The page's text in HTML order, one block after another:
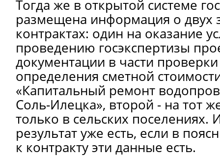
Тогда же в открытой системе
размещена информация о двух
контрактах: один на оказание
проведению госэкспертизы
документации в части
определения сметной
«Капитальный ремонт
Соль-Илецка», второй - на тот
только в сельских поселениях.
результат уже есть, если в
к контракту эти данные есть.